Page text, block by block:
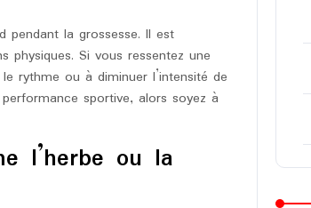
la grossesse. Il est
physiques. Si vous ressentez une
rythme ou à diminuer l’intensité de
sportive, alors soyez à
l’herbe ou la